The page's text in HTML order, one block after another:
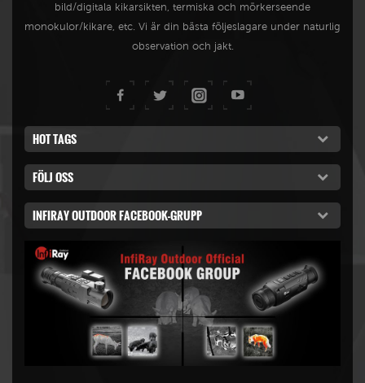
bild/digitala kikarsikten, termiska och mörkerseende
monokulor/kikare, etc. Vi är din bästa följeslagare under naturlig
observation och jakt.
HOT TAGS
FÖLJ OSS
INFIRAY OUTDOOR FACEBOOK-GRUPP